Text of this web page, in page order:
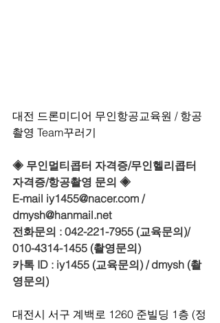
대전 드론미디어 무인항공교육원 / 항공
촬영 Team꾸러기
◈ 무인멀티콥터 자격증/무인헬리콥터
자격증/항공촬영 문의 ◈
E-mail iy1455@nacer.com /
dmysh@hanmail.net
전화문의 : 042-221-7955 (교육문의)/
010-4314-1455 (촬영문의)
카톡 ID : iy1455 (교육문의) / dmysh (촬
영문의)
대전시 서구 계백로 1260 준빌딩 1층 (정